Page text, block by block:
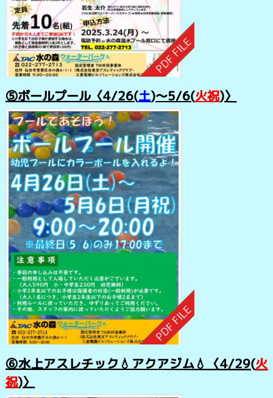
⑤ボールプール〈4/26(土)～5/6(火祝)〉
⑥水上アスレチック💧アクアジム💧〈4/29(火
祝)〉